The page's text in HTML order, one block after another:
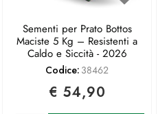
Sementi per Prato Bottos
Maciste 5 Kg – Resistenti a
Caldo e Siccità - 2026
Codice: 38462
€ 54,90